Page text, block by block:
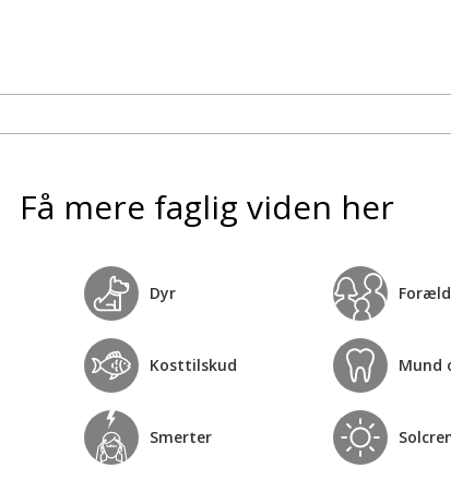
Få mere faglig viden her
Dyr
Kosttilskud Mund
Smerter